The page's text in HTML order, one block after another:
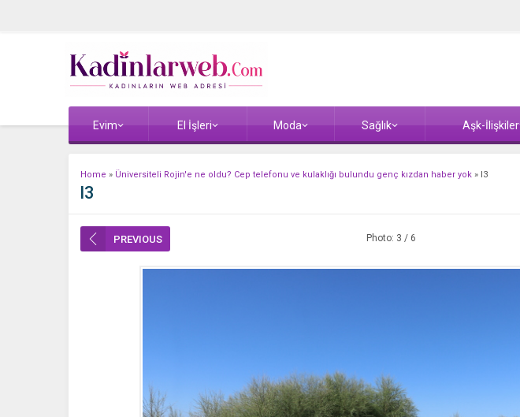
Evim El İşleri Moda Sağlık Aşk-İlişkiler
Home » Üniversiteli Rojin'e ne oldu? Cep telefonu ve kulaklığı bulundu genç kızdan haber yok » l3
l3
PREVIOUS Photo: 3 / 6